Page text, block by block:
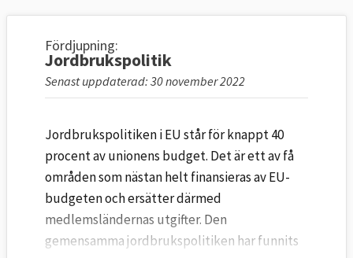
Fördjupning:
Jordbrukspolitik
Senast uppdaterad: 30 november 2022
Jordbrukspolitiken i EU står för knappt 40
procent av unionens budget. Det är ett av få
områden som nästan helt finansieras av EU-
budgeten och ersätter därmed
medlemsländernas utgifter. Den
gemensamma jordbrukspolitiken har funnits